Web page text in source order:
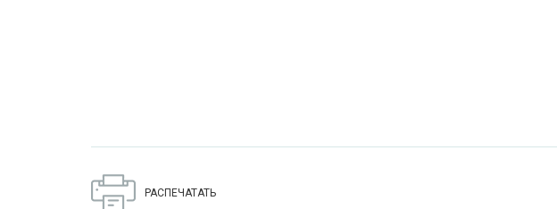
РАСПЕЧАТАТЬ